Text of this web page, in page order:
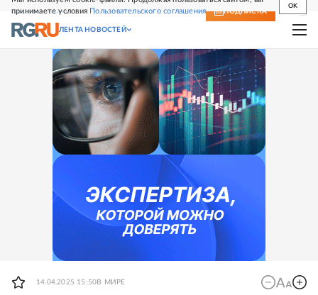
принимаете условия Пользовательского соглашения
OK
СВЕЖИЙ НОМЕР ПОДПИСКА
ЛЕНТА НОВОСТЕЙ
14.04.2025 15:50 В МИРЕ